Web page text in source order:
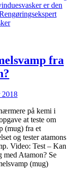
er den
fra
2018
på kemi i
at teste om
(mug) fra et
og tester atamons
Video: Test – Kan
med Atamon? Se
(mug)